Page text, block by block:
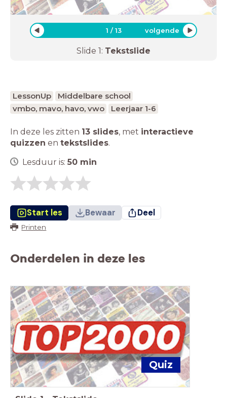
1 /13 volgende
Slide 1: Tekstslide
LessonUp
Middelbare school
vmbo, mavo, havo, vwo
Leerjaar 1-6
In deze les zitten 13 slides, met interactieve
quizzen en tekstslides.
Lesduur is: 50 min
Start les Bewaar Deel
Printen
Onderdelen in deze les
Quiz